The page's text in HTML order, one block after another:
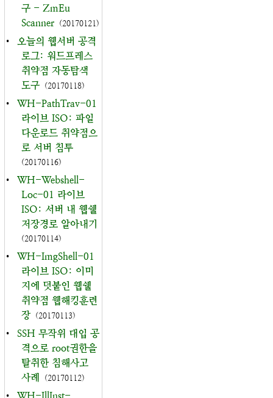
구 - ZmEu
Scanner (20170121)
•
오늘의 웹서버 공격
로그: 워드프레스
취약점 자동탐색
도구 (20170118)
•
WH-PathTrav-01
라이브 ISO: 파일
다운로드 취약점으
로 서버 침투
(20170116)
•
WH-Webshell-
Loc-01 라이브
ISO: 서버 내 웹쉘
저장경로 알아내기
(20170114)
•
WH-ImgShell-01
라이브 ISO: 이미
지에 덧붙인 웹쉘
취약점 웹해킹훈련
장 (20170113)
•
SSH 무작위 대입 공
격으로 root권한을
탈취한 침해사고
사례
(20170112)